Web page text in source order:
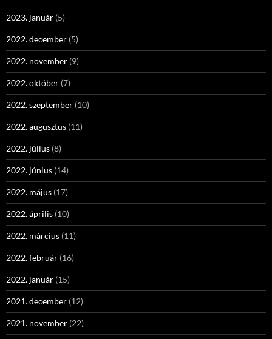
2023. január (5)
2022. december (5)
2022. november (9)
2022. október (7)
2022. szeptember (10)
2022. augusztus (11)
2022. július (8)
2022. június (14)
2022. május (17)
2022. április (10)
2022. március (11)
2022. február (16)
2022. január (15)
2021. december (12)
2021. november (22)